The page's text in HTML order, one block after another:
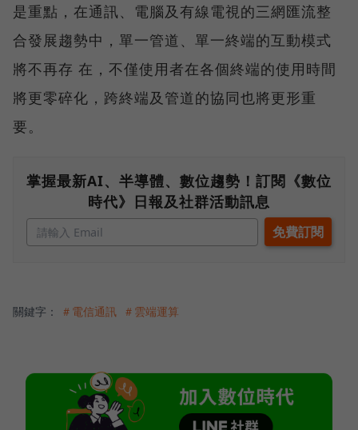
是重點，在通訊、電腦及有線電視的三網匯流整
合發展趨勢中，單一管道、單一終端的互動模式
將不再存 在，不僅使用者在各個終端的使用時間
將更零碎化，跨終端及管道的協同也將更形重
要。
掌握最新AI、半導體、數位趨勢！訂閱《數位
時代》日報及社群活動訊息
關鍵字： ＃電信通訊 ＃雲端運算